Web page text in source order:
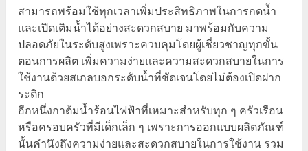
สามารถพร้อมใช้ทุกเวลาเพิ่มประสิทธิภาพในการกดน้ำ
และเปิดเติมน้ำได้อย่างสะดวกสบาย มาพร้อมกับความ
ปลอดภัยในระดับสูงเพราะควบคุมโดยผู้เชี่ยวชาญทุกขั้น
ตอนการผลิต เพิ่มความง่ายและความสะดวกสบายในการ
ใช้งานด้วยสเกลบอกระดับน้ำที่ชัดเจนโดยไม่ต้องเปิดฝาก
ระติก
อีกหนึ่งกาต้มน้ำร้อนไฟฟ้าที่เหมาะสำหรับทุก ๆ ครัวเรือน
หรือครอบครัวที่มีเด็กเล็ก ๆ เพราะการออกแบบผลิตภัณฑ์
นั้นคำนึงถึงความง่ายและสะดวกสบายในการใช้งาน รวม